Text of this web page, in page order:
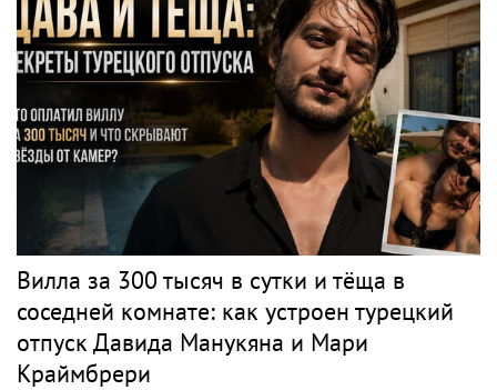
Вилла за 300 тысяч в сутки и тёща в
соседней комнате: как устроен турецкий
отпуск Давида Манукяна и Мари
Краймбрери